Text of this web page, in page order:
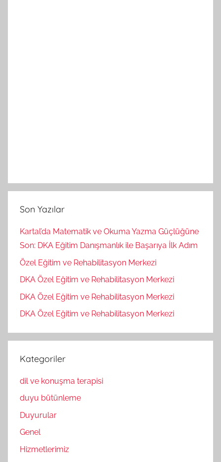
Son Yazılar
Kartal’da Matematik ve Okuma Yazma Güçlüğüne
Son: DKA Eğitim Danışmanlık ile Başarıya İlk Adım
Özel Eğitim ve Rehabilitasyon Merkezi
DKA Özel Eğitim ve Rehabilitasyon Merkezi
DKA Özel Eğitim ve Rehabilitasyon Merkezi
DKA Özel Eğitim ve Rehabilitasyon Merkezi
Kategoriler
dil ve konuşma terapisi
duyu bütünleme
Duyurular
Genel
Hizmetlerimiz